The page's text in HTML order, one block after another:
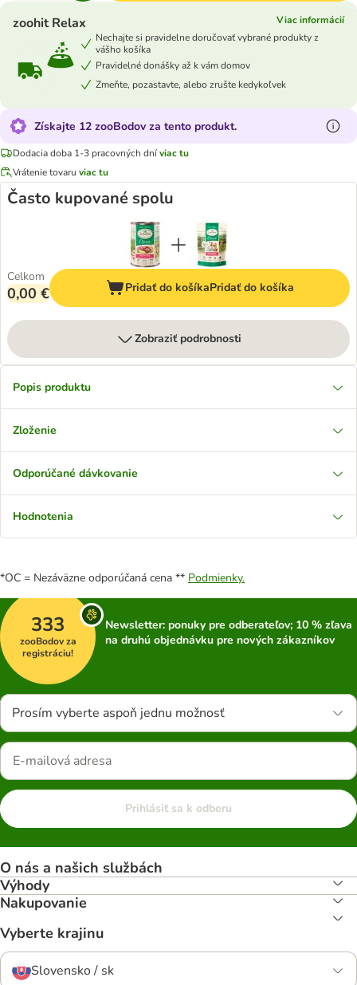
zoohit Relax
Viac informácií
Nechajte si pravidelne doručovať vybrané produkty z
vášho košíka
Pravidelné donášky až k vám domov
Zmeňte, pozastavte, alebo zrušte kedykoľvek
Získajte 12 zooBodov za tento produkt.
Dodacia doba 1-3 pracovných dníviac tu
Vrátenie tovaru viac tu
Často kupované spolu
Celkom
0,00 € Pridať do košíkaPridať do košíka
Zobraziť podrobnosti
Popis produktu
Zloženie
Odporúčané dávkovanie
Hodnotenia
*OC = Nezáväzne odporúčaná cena ** Podmienky.
333
zooBodov za
registráciu!
Newsletter: ponuky pre odberateľov; 10 % zľava
na druhú objednávku pre nových zákazníkov
Prosím vyberte aspoň jednu možnosť
Prihlásiť sa k odberu
O nás a našich službách
Výhody
Nakupovanie
Vyberte krajinu
Slovensko / sk